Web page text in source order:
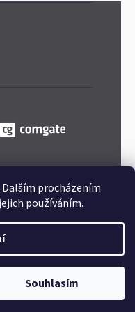
procházením
používáním.
Souhlasím
cookies